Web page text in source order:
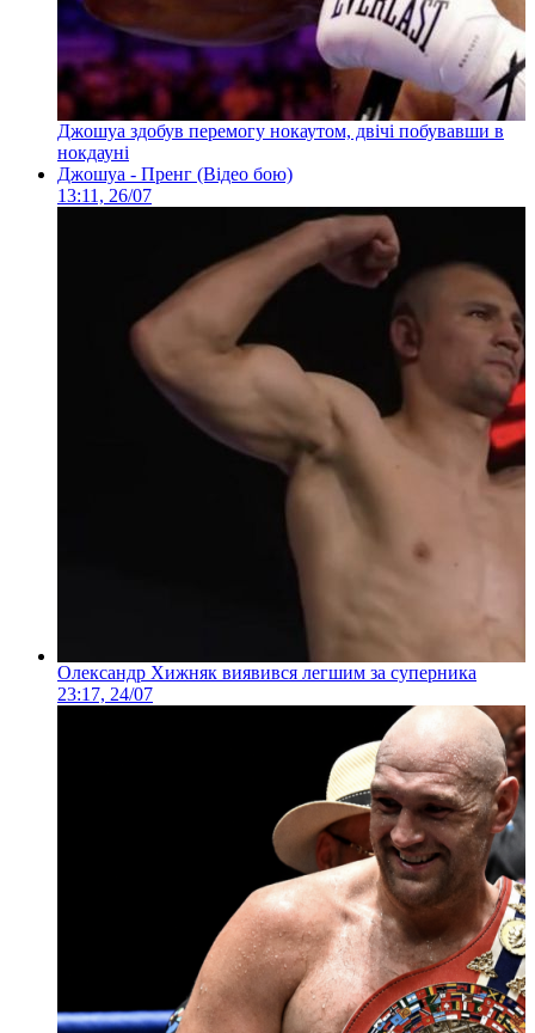
Джошуа здобув перемогу нокаутом, двічі побувавши в
нокдауні
Джошуа - Пренг (Відео бою)
13:11, 26/07
Олександр Хижняк виявився легшим за суперника
23:17, 24/07